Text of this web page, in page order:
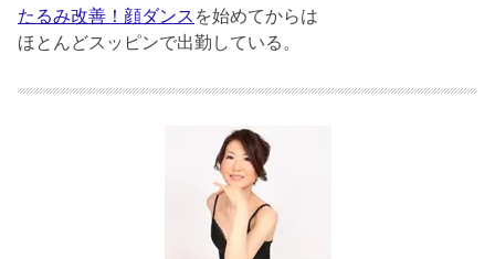
たるみ改善！顔ダンス を始めてからは
ほとんどスッピンで出勤している。